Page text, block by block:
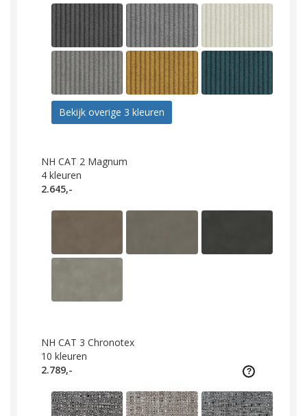
Bekijk overige 3 kleuren
NH CAT 2 Magnum
4 kleuren
2.645,-
NH CAT 3 Chronotex
10 kleuren
2.789,-